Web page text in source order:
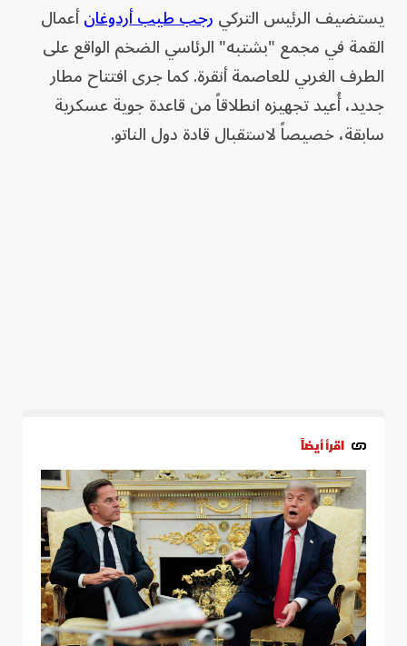
يستضيف الرئيس التركيرجب طيب أردوغانأعمال
القمة في مجمع "بشتبه" الرئاسي الضخم الواقع على
الطرف الغربي للعاصمة أنقرة. كما جرى افتتاح مطار
جديد، أُعيد تجهيزه انطلاقاً من قاعدة جوية عسكرية
سابقة، خصيصاً لاستقبال قادة دول الناتو.
اقرأ أيضاً